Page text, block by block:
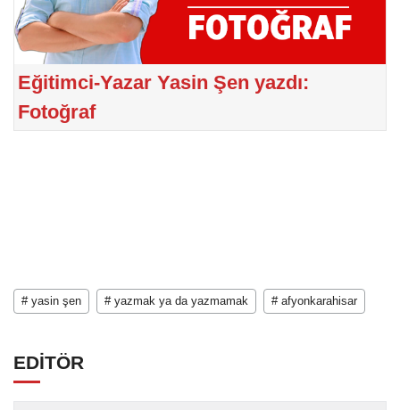
Eğitimci-Yazar Yasin Şen yazdı:
Fotoğraf
# yasin şen # yazmak ya da yazmamak # afyonkarahisar
EDİTÖR